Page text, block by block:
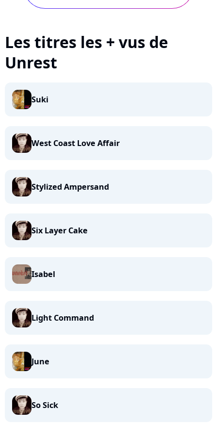
Les titres les + vus de
Unrest
Suki
West Coast Love Affair
Stylized Ampersand
Six Layer Cake
Isabel
Light Command
June
So Sick